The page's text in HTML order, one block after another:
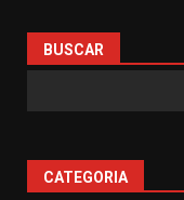
BUSCAR
CATEGORIA